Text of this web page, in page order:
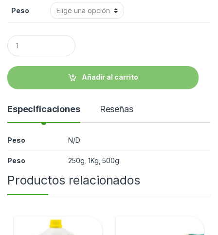
Peso
C
a
n
i
d
Añadir al carrito
Especificaciones Reseñas
Peso N/D
Peso 250g, 1Kg, 500g
Productos relacionados